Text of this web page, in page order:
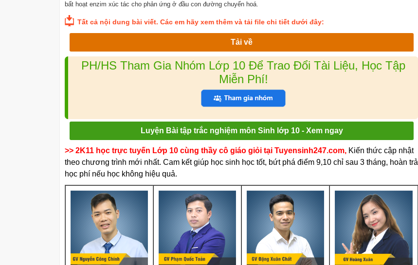
bất hoạt enzim xúc tác cho phản ứng ở đầu con đường chuyển hoá.
Tất cả nội dung bài viết. Các em hãy xem thêm và tải file chi tiết dưới đây:
Tải về
PH/HS Tham Gia Nhóm Lớp 10 Để Trao Đổi Tài Liệu, Học Tập
Miễn Phí!
Luyện Bài tập trắc nghiệm môn Sinh lớp 10 - Xem ngay
>> 2K11 học trực tuyến Lớp 10 cùng thầy cô giáo giỏi tại Tuyensinh247.com, Kiến thức cập nhật
theo chương trình mới nhất. Cam kết giúp học sinh học tốt, bứt phá điểm 9,10 chỉ sau 3 tháng, hoàn trả
học phí nếu học không hiệu quả.